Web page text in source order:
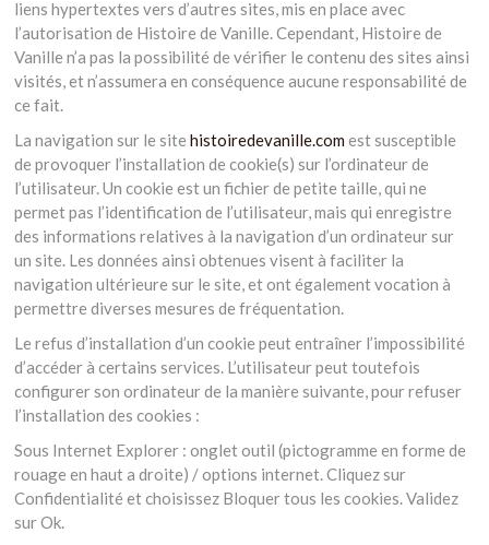
liens hypertextes vers d’autres sites, mis en place avec
l’autorisation de Histoire de Vanille. Cependant, Histoire de
Vanille n’a pas la possibilité de vérifier le contenu des sites ainsi
visités, et n’assumera en conséquence aucune responsabilité de
ce fait.
La navigation sur le sitehistoiredevanille.com est susceptible
de provoquer l’installation de cookie(s) sur l’ordinateur de
l’utilisateur. Un cookie est un fichier de petite taille, qui ne
permet pas l’identification de l’utilisateur, mais qui enregistre
des informations relatives à la navigation d’un ordinateur sur
un site. Les données ainsi obtenues visent à faciliter la
navigation ultérieure sur le site, et ont également vocation à
permettre diverses mesures de fréquentation.
Le refus d’installation d’un cookie peut entraîner l’impossibilité
d’accéder à certains services. L’utilisateur peut toutefois
configurer son ordinateur de la manière suivante, pour refuser
l’installation des cookies :
Sous Internet Explorer : onglet outil (pictogramme en forme de
rouage en haut a droite) / options internet. Cliquez sur
Confidentialité et choisissez Bloquer tous les cookies. Validez
sur Ok.